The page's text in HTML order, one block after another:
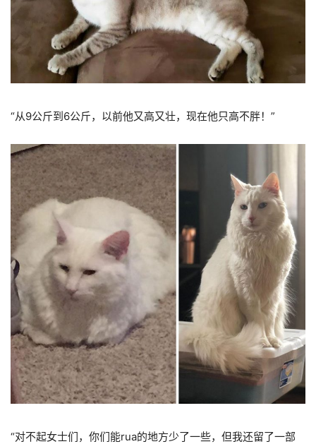
“从9公斤到6公斤，以前他又高又壮，现在他只高不胖！”
“对不起女士们，你们能rua的地方少了一些，但我还留了一部